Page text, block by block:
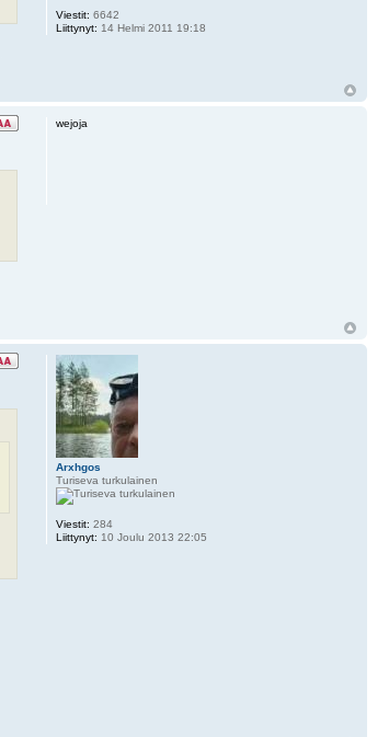
Viestit: 6642
Liittynyt: 14 Helmi 2011 19:18
wejoja
Arxhgos
Turiseva turkulainen
Viestit: 284
Liittynyt: 10 Joulu 2013 22:05